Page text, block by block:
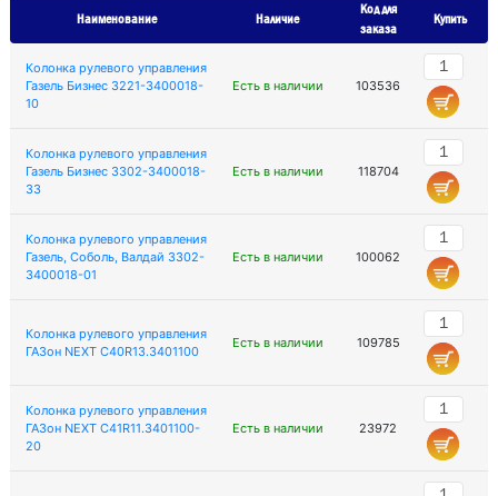
Наименование Наличие
Код для
заказа
Купить
Колонка рулевого управления
Газель Бизнес 3221-3400018-
10
Есть в наличии 103536
Колонка рулевого управления
Газель Бизнес 3302-3400018-
33
Есть в наличии 118704
Колонка рулевого управления
Газель, Соболь, Валдай 3302-
3400018-01
Есть в наличии 100062
Колонка рулевого управления
ГАЗон NEXT C40R13.3401100
Есть в наличии 109785
Колонка рулевого управления
ГАЗон NEXT C41R11.3401100-
20
Есть в наличии 23972